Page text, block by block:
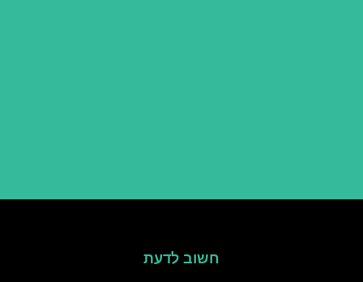
חשוב לדעת